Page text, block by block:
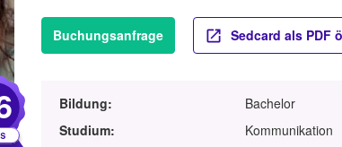
Buchungsanfrage Sedcard als PDF
Bildung:
Bachelor
Studium:
Kommunikation